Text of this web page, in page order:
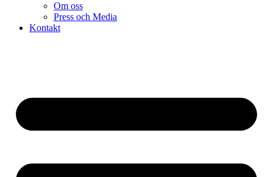
Om oss
Press och Media
Kontakt